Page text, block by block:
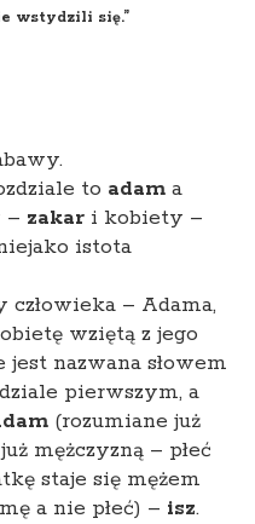
wstydzili się.”
to adam a
– zakar i kobiety –
istota
– Adama,
wziętą z jego
nazwana słowem
pierwszym, a
(rozumiane już
mężczyzną – płeć
staje się mężem
a nie płeć) – isz.